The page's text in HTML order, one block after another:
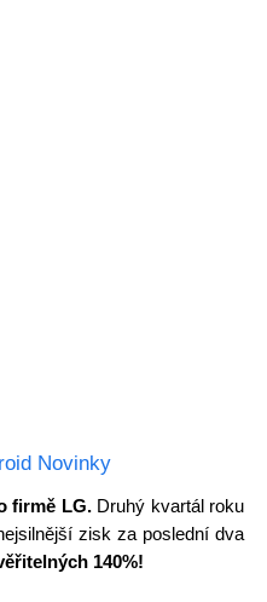
Novinky
firmě LG.Druhý kvartál roku
zisk za poslední dva
140%!